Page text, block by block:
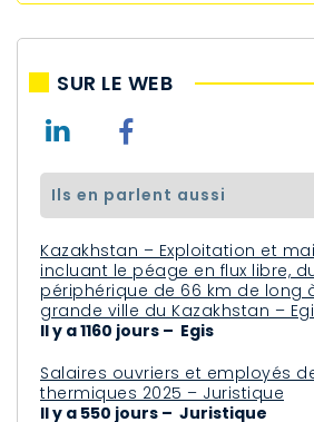
SUR LE WEB
ils en parlent aussi
Kazakhstan – Exploitation et
incluant le péage en flux libre,
périphérique de 66 km de long
grande ville du Kazakhstan –
Il y a 1160 jours – Egis
Salaires ouvriers et employés
thermiques 2025 – Juristique
Il y a 550 jours – Juristique